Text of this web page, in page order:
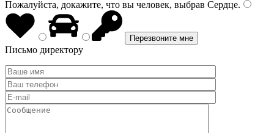
Пожалуйста, докажите, что вы человек, выбрав Сердце.
Письмо директору